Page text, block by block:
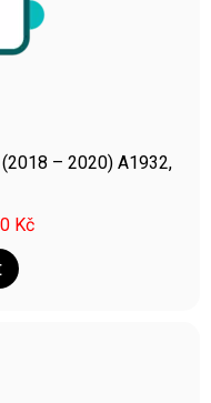
– 2020) A1932,
Kč